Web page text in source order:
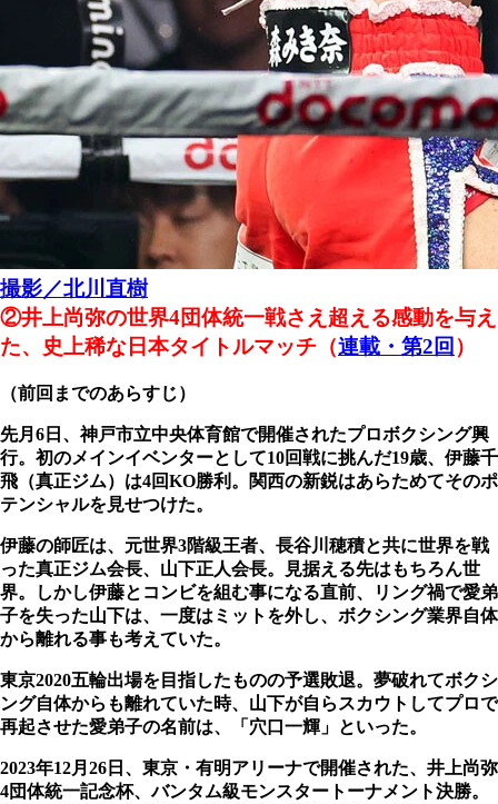
撮影／北川直樹
②井上尚弥の世界4団体統一戦さえ超える感動を与え
た、史上稀な日本タイトルマッチ（連載・第2回 ）
（前回までのあらすじ）
先月6日、神戸市立中央体育館で開催されたプロボクシング興
行。初のメインイベンターとして10回戦に挑んだ19歳、伊藤千
飛（真正ジム）は4回KO勝利。関西の新鋭はあらためてそのポ
テンシャルを見せつけた。
伊藤の師匠は、元世界3階級王者、長谷川穂積と共に世界を戦
った真正ジム会長、山下正人会長。見据える先はもちろん世
界。しかし伊藤とコンビを組む事になる直前、リング禍で愛弟
子を失った山下は、一度はミットを外し、ボクシング業界自体
から離れる事も考えていた。
東京2020五輪出場を目指したものの予選敗退。夢破れてボクシ
ング自体からも離れていた時、山下が自らスカウトしてプロで
再起させた愛弟子の名前は、「穴口一輝」といった。
2023年12月26日、東京・有明アリーナで開催された、井上尚弥
4団体統一記念杯、バンタム級モンスタートーナメント決勝。